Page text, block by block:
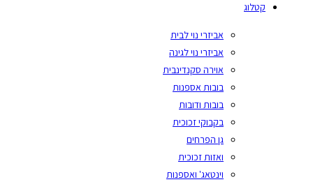
קטלוג
אביזרי נוי לבית
אביזרי נוי לגינה
אוירה סקנדינבית
בובות אספנות
בובות ודובות
בקבוקי זכוכית
גן הפרחים
ואזות זכוכית
וינטאג' ואספנות